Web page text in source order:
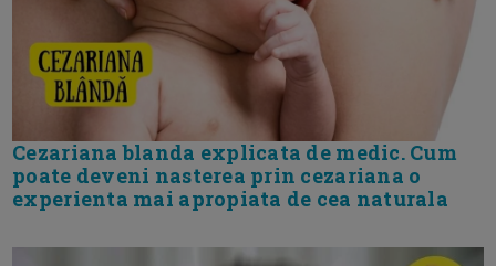
Cezariana blanda explicata de medic. Cum
poate deveni nasterea prin cezariana o
experienta mai apropiata de cea naturala